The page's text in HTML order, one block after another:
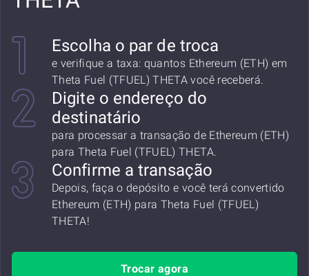
Escolha o par de troca
e verifique a taxa: quantos Ethereum (ETH) em
Theta Fuel (TFUEL) THETA você receberá.
Digite o endereço do
destinatário
para processar a transação de Ethereum (ETH)
para Theta Fuel (TFUEL) THETA.
Confirme a transação
Depois, faça o depósito e você terá convertido
Ethereum (ETH) para Theta Fuel (TFUEL)
THETA!
Trocar agora